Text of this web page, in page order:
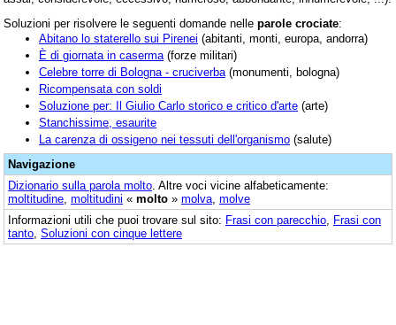
Soluzioni per risolvere le seguenti domande nelle parole crociate:
Abitano lo staterello sui Pirenei (abitanti, monti, europa, andorra)
È di giornata in caserma (forze militari)
Celebre torre di Bologna - cruciverba (monumenti, bologna)
Ricompensata con soldi
Soluzione per: Il Giulio Carlo storico e critico d'arte (arte)
Stanchissime, esaurite
La carenza di ossigeno nei tessuti dell'organismo (salute)
Navigazione
Dizionario sulla parola molto . Altre voci vicine alfabeticamente:
moltitudine moltitudini « molto » molva molve
Informazioni utili che puoi trovare sul sito: Frasi con parecchio Frasi con
tanto Soluzioni con cinque lettere